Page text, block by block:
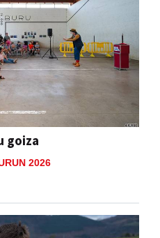
goiza
2026